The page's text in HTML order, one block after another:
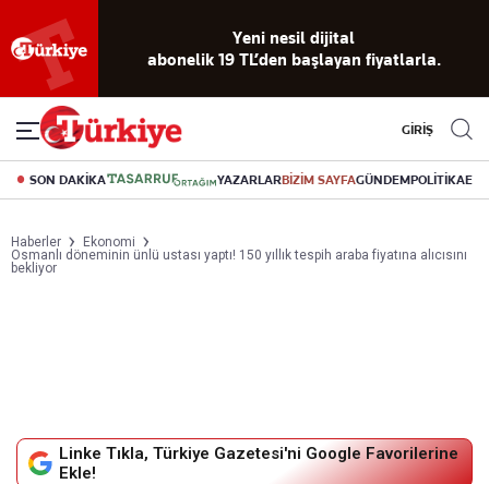
Yeni nesil dijital
abonelik 19 TL’den başlayan fiyatlarla.
GİRİŞ
SON DAKİKA YAZARLARBİZİM SAYFAGÜNDEMPOLİTİKA
Haberler
Ekonomi
Osmanlı döneminin ünlü ustası yaptı! 150 yıllık tespih araba fiyatına alıcısını
bekliyor
Linke Tıkla, Türkiye Gazetesi'ni Google Favorilerine
Ekle!